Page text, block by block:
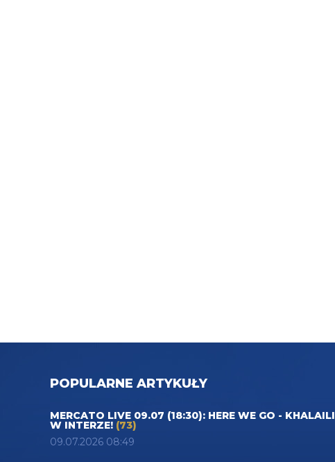
POPULARNE ARTYKUŁY
MERCATO LIVE 09.07 (18:30): HERE WE GO - KHALAILI
W INTERZE! (73)
09.07.2026 08:49